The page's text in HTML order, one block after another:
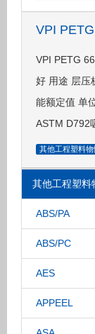
VPI
VPI PETG
好 用途 层压
能额定值 单
ASTM D792
其他工程塑料
其他工程塑料
ABS/PA
ABS/PC
AES
APPEEL